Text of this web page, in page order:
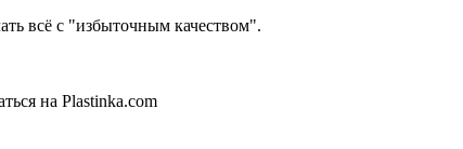
всё с "избыточным качеством".
на Plastinka.com